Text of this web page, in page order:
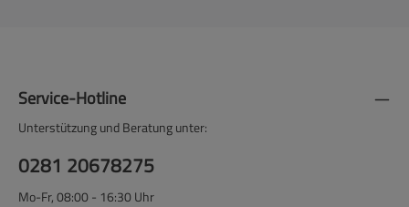
Service-Hotline
Unterstützung und Beratung unter:
0281 20678275
Mo-Fr, 08:00 - 16:30 Uhr